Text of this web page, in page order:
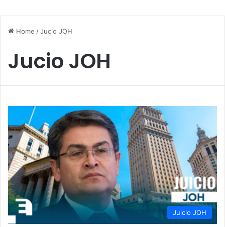
Home /Jucio JOH
Jucio JOH
Juicio JOH